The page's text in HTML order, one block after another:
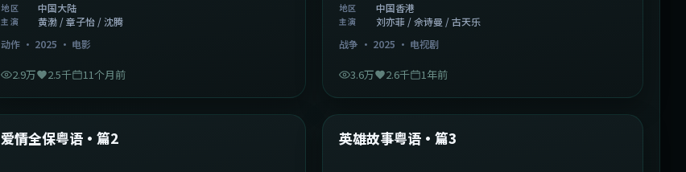
地区 中国大陆
主演
黄渤 / 章子怡 / 沈腾
动作 · 2025 · 电影
2.9万 2.5千 11个月前
地区 中国香港
主演
刘亦菲 / 佘诗曼 / 古天乐
战争 · 2025 · 电视剧
3.6万 2.6千 1年前
最新
中国香港
爱情全保粤语·篇2 最新
中国香港
英雄故事粤语·篇3